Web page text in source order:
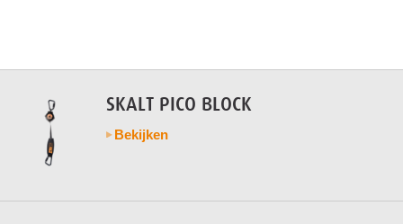
SKALT PICO BLOCK
Bekijken